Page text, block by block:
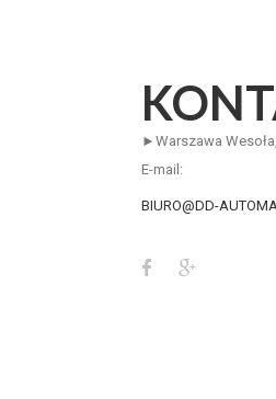
►Warszawa
E-mail:
BIURO@DD-